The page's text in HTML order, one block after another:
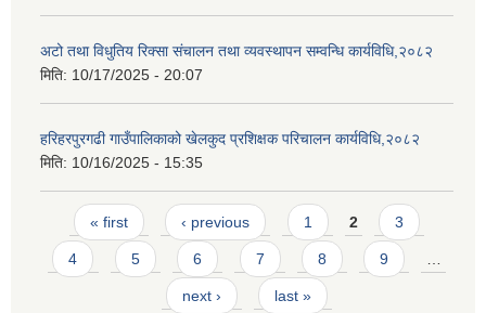
अटो तथा विधुतिय रिक्सा संचालन तथा व्यवस्थापन सम्वन्धि कार्यविधि,२०८२
मिति: 10/17/2025 - 20:07
हरिहरपुरगढी गाउँपालिकाको खेलकुद प्रशिक्षक परिचालन कार्यविधि,२०८२
मिति: 10/16/2025 - 15:35
Pages
« first ‹ previous 1 2 3
4 5 6 7 8 9
next › last »